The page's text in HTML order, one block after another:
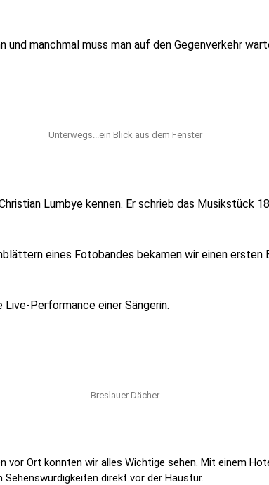
manchmal muss man auf den Gegenverkehr
Unterwegs...ein Blick aus dem Fenster
Lumbye kennen. Er schrieb das Musikstück
eines Fotobandes bekamen wir einen ersten
Performance einer Sängerin.
Breslauer Dächer
vor Ort konnten wir alles Wichtige sehen. Mit einem
direkt vor der Haustür.